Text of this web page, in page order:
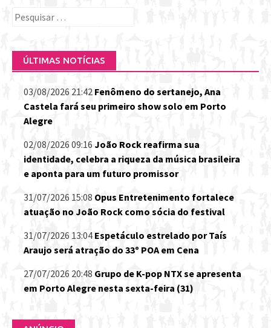
Pesquisar
ÚLTIMAS NOTÍCIAS
03/08/2026 21:42 Fenômeno do sertanejo, Ana
Castela fará seu primeiro show solo em Porto
Alegre
02/08/2026 09:16 João Rock reafirma sua
identidade, celebra a riqueza da música brasileira
e aponta para um futuro promissor
31/07/2026 15:08 Opus Entretenimento fortalece
atuação no João Rock como sócia do festival
31/07/2026 13:04 Espetáculo estrelado por Taís
Araujo será atração do 33º POA em Cena
27/07/2026 20:48 Grupo de K-pop NTX se apresenta
em Porto Alegre nesta sexta-feira (31)